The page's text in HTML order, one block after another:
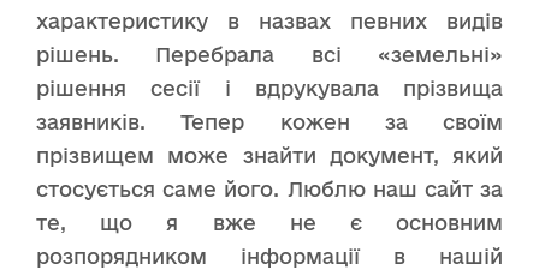
характеристику в назвах певних видів
рішень. Перебрала всі «земельні»
рішення сесії і вдрукувала прізвища
заявників. Тепер кожен за своїм
прізвищем може знайти документ, який
стосується саме його. Люблю наш сайт за
те, що я вже не є основним
розпорядником інформації в нашій